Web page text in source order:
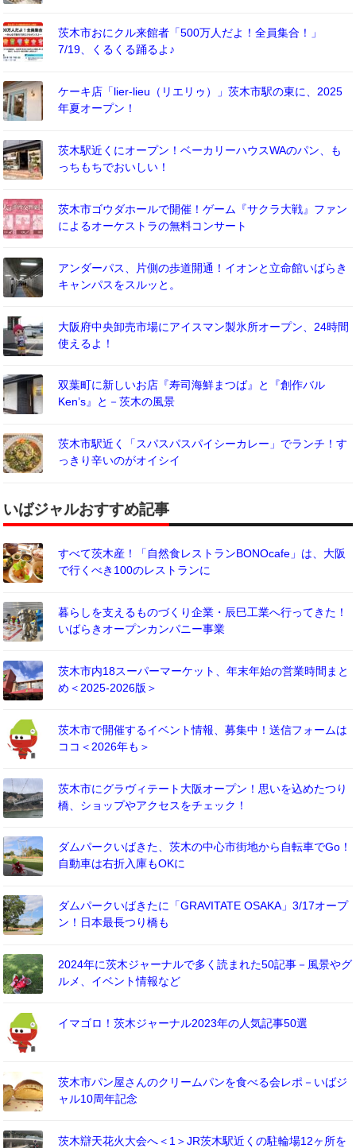
茨木市おにクル来館者「500万人だよ！全員集合！」
7/19、くるくる踊るよ♪
ケーキ店「lier-lieu（リエリゥ）」茨木市駅の東に、2025
年夏オープン！
茨木駅近くにオープン！ベーカリーハウスWAのパン、も
っちもちでおいしい！
茨木市ゴウダホールで開催！ゲーム『サクラ大戦』ファン
によるオーケストラの無料コンサート
アンダーパス、片側の歩道開通！イオンと立命館いばらき
キャンパスをスルッと。
大阪府中央卸売市場にアイスマン製氷所オープン、24時間
使えるよ！
双葉町に新しいお店『寿司海鮮まつば』と『創作バル
Ken’s』と－茨木の風景
茨木市駅近く「スパスパスパイシーカレー」でランチ！す
っきり辛いのがオイシイ
いばジャルおすすめ記事
すべて茨木産！「自然食レストランBONOcafe」は、大阪
で行くべき100のレストランに
暮らしを支えるものづくり企業・辰巳工業へ行ってきた！
いばらきオープンカンパニー事業
茨木市内18スーパーマーケット、年末年始の営業時間まと
め＜2025-2026版＞
茨木市で開催するイベント情報、募集中！送信フォームは
ココ＜2026年も＞
茨木市にグラヴィテート大阪オープン！思いを込めたつり
橋、ショップやアクセスをチェック！
ダムパークいばきた、茨木の中心市街地から自転車でGo！
自動車は右折入庫もOKに
ダムパークいばきたに「GRAVITATE OSAKA」3/17オープ
ン！日本最長つり橋も
2024年に茨木ジャーナルで多く読まれた50記事－風景やグ
ルメ、イベント情報など
イマゴロ！茨木ジャーナル2023年の人気記事50選
茨木市パン屋さんのクリームパンを食べる会レポ－いばジ
ャル10周年記念
茨木辯天花火大会へ＜1＞JR茨木駅近くの駐輪場12ヶ所を